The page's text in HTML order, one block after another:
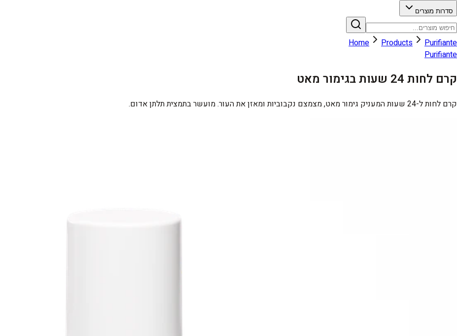
סדרות מוצרים
Home Products
Purifiante
Purifiante
קרם לחות 24 שעות בגימור מאט
קרם לחות ל-24 שעות המעניק גימור מאט, מצמצם נקבוביות ומאזן את העור. מועשר בתמצית תלתן אדום.